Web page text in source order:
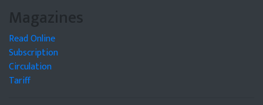
Magazines
Read Online
Subscription
Circulation
Tariff